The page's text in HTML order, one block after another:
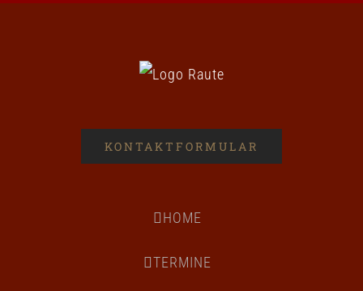
KONTAKTFORMULAR
HOME
TERMINE